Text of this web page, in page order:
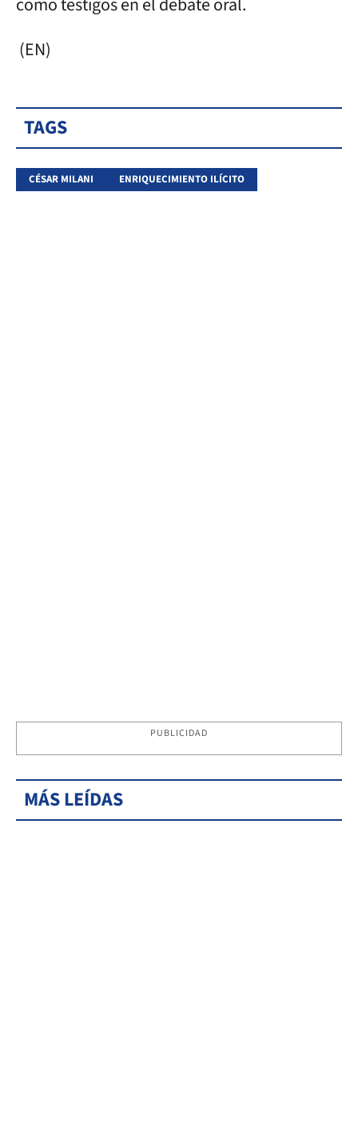
(EN)
TAGS
CÉSAR MILANI ENRIQUECIMIENTO ILÍCITO
PUBLICIDAD
MÁS LEÍDAS